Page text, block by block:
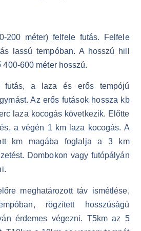
200 méter) felfele futás. Felfele
lassú tempóban. A hosszú hill
600 méter hosszú.
futás, a laza és erős tempójú
Az erős futások hossza kb
laza kocogás következik. Előtte
a végén 1 km laza kocogás. A
km magába foglalja a 3 km
Dombokon vagy futópályán
meghatározott táv ismétlése,
rögzített hosszúságú
érdemes végezni. T5km az 5